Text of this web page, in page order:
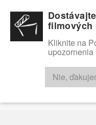
RECENZIE
filmových
Kliknite na
upozornenia
Nie,